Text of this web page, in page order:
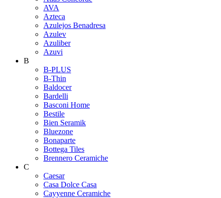
AVA
Azteca
Azulejos Benadresa
Azulev
Azuliber
Azuvi
B
B-PLUS
B-Thin
Baldocer
Bardelli
Basconi Home
Bestile
Bien Seramik
Bluezone
Bonaparte
Bottega Tiles
Brennero Ceramiche
C
Caesar
Casa Dolce Casa
Cayyenne Ceramiche